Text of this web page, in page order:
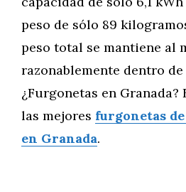
peso de sólo 89
peso total se mantiene al
razonablemente dentro
¿Furgonetas en
las mejores furgonetas
en Granada.